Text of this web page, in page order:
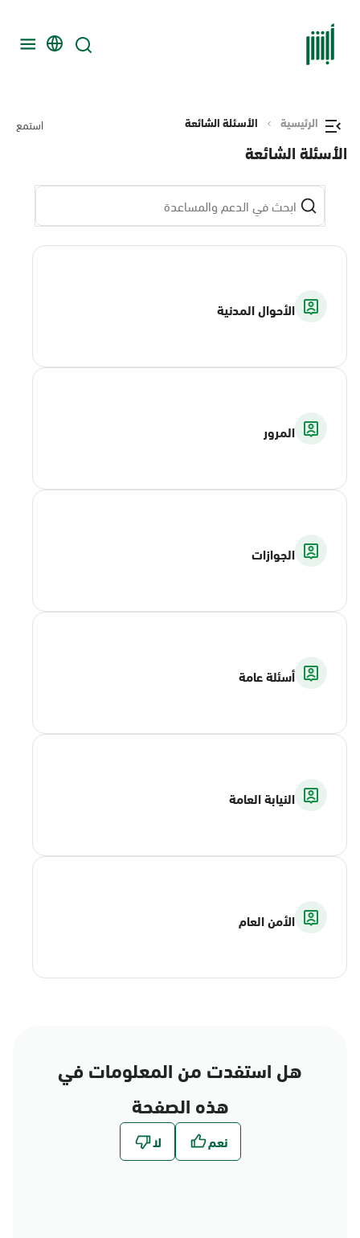
الرئيسية الأسئلة الشائعة استمع
الأسئلة الشائعة
الأحوال المدنية
المرور
الجوازات
أسئلة عامة
النيابة العامة
الأمن العام
هل استفدت من المعلومات في
هذه الصفحة